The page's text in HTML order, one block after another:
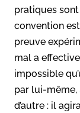
pratiques
convention
preuve
mal a
impossible
par lui-même,
d’autre : il